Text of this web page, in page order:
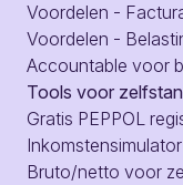
Voordelen -
Voordelen -
Accountable voor
Tools voor
Gratis PEPPOL
Inkomstensimulator
Bruto/netto voor